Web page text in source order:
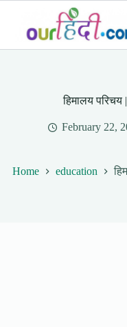
content
हिमालय
February 22,
Home education